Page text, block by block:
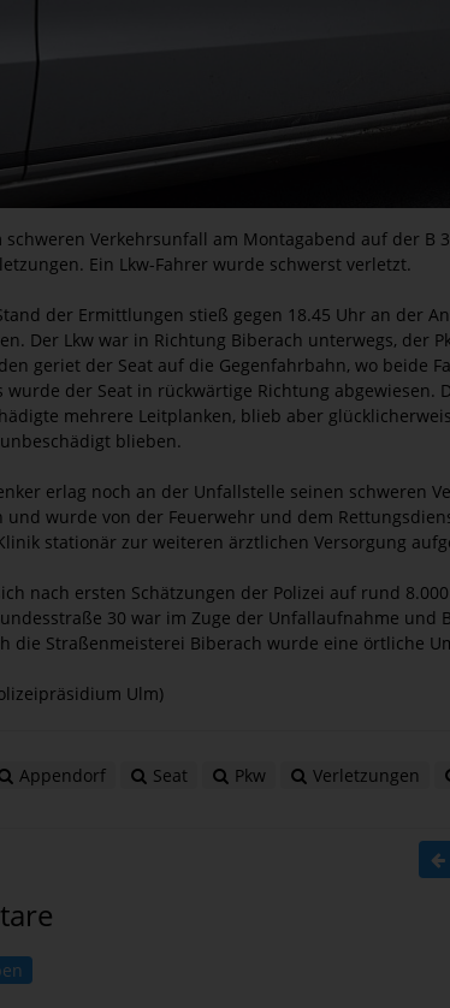
schweren Verkehrsunfall am Montagabend auf der
Ein Lkw-Fahrer wurde schwerst verletzt.
der Ermittlungen stieß gegen 18.45 Uhr an der
Der Lkw war in Richtung Biberach unterwegs, der
geriet der Seat auf die Gegenfahrbahn, wo beide
der Seat in rückwärtige Richtung abgewiesen.
mehrere Leitplanken, blieb aber
blieben.
erlag noch an der Unfallstelle seinen schweren
und wurde von der Feuerwehr und dem
stationär zur weiteren ärztlichen Versorgung
nach ersten Schätzungen der Polizei auf rund
30 war im Zuge der Unfallaufnahme
die Straßenmeisterei Biberach wurde eine örtliche
Ulm)
Appendorf Seat Pkw Verletzungen